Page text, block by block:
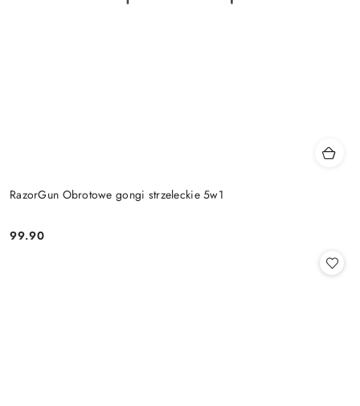
RazorGun Obrotowe gongi strzeleckie 5w1
Cena:
99.90